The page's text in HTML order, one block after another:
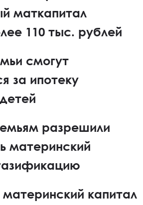
маткапитал
110 тыс. рублей
смогут
за ипотеку
разрешили
материнский
материнский капитал